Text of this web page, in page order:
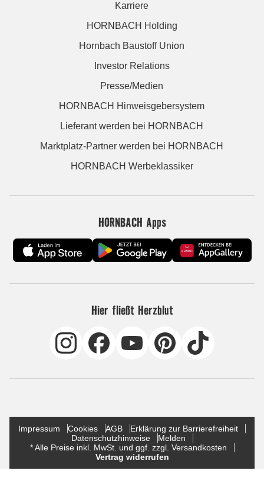
Karriere
HORNBACH Holding
Hornbach Baustoff Union
Investor Relations
Presse/Medien
HORNBACH Hinweisgebersystem
Lieferant werden bei HORNBACH
Marktplatz-Partner werden bei HORNBACH
HORNBACH Werbeklassiker
HORNBACH Apps
Hier fließt Herzblut
Impressum Cookies AGB
Erklärung zur Barrierefreiheit
Datenschutzhinweise
Melden
* Alle Preise inkl. MwSt. und ggf. zzgl. Versandkosten
Vertrag widerrufen